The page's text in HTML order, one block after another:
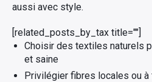
aussi avec style.
[related_posts_by_tax title=""]
Choisir des textiles naturels
et saine
Privilégier fibres locales ou